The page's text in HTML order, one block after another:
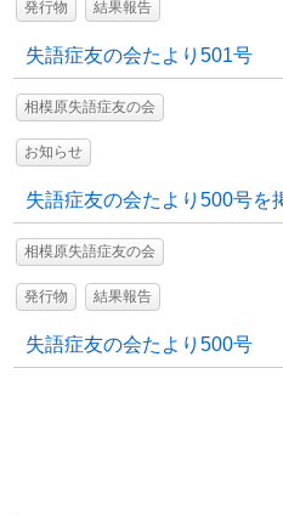
発行物 結果報告
失語症友の会たより501号
相模原失語症友の会
お知らせ
失語症友の会たより500号を
相模原失語症友の会
発行物 結果報告
失語症友の会たより500号